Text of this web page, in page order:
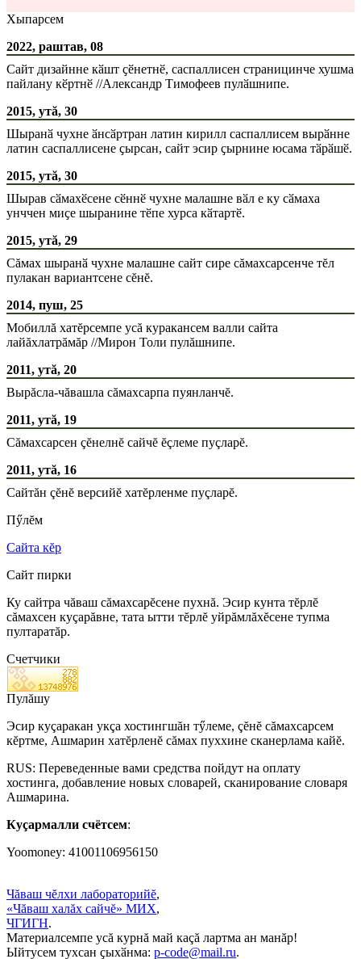
Хыпарсем
2022, раштав, 08
Сайт дизайнне кӑшт ҫӗнетнӗ, саспаллисен страницинче хушма
пайлану кӗртнӗ //Александр Тимофеев пулӑшнипе.
2015, утă, 30
Шыранӑ чухне ӑнсӑртран латин кирилл саспаллисем вырӑнне
латин саспаллисене ҫырсан, сайт эсир ҫырнине юсама тӑрӑшӗ.
2015, утă, 30
Шырав сӑмахӗсене сӗннӗ чухне малашне вӑл е ку сӑмаха
унччен миҫе шыранине тӗпе хурса кӑтартӗ.
2015, утă, 29
Сăмах шыранӑ чухне малашне сайт сире сăмахсарсенче тĕл
пулакан вариантсене сĕнĕ.
2014, пуш, 25
Мобиллă хатĕрсемпе усă куракансем валли сайта
лайăхлатрăмăр //Мирон Толи пулăшнипе.
2011, утă, 20
Вырăсла-чăвашла сăмахсарпа пуянланчĕ.
2011, утă, 19
Сăмахсарсен çĕнелнĕ сайчĕ ĕçлеме пуçларĕ.
2011, утă, 16
Сайтăн çĕнĕ версийĕ хатĕрленме пуçларĕ.
Пӳлĕм
Сайта кĕр
Сайт пирки
Ку сайтра чăваш сăмахсарĕсене пухнă. Эсир кунта тĕрлĕ
сăмахсен куçарăвне, тата ытти тĕрлĕ уйрăмлăхĕсене тупма
пултаратăр.
Счетчики
Пулăшу
Эсир куçаракан укçа хостингшăн тӳлеме, çĕнĕ сăмахсарсем
кĕртме, Ашмарин хатĕрленĕ сăмах пуххине сканерлама кайĕ.
RUS: Переведенные вами средства пойдут на оплату
хостинга, добавление новых словарей, сканирование словаря
Ашмарина.
Куçармалли счётсем:
Yoomoney: 41001106956150
Чăваш чĕлхи лабораторийĕ,
«Чăваш халăх сайчĕ» МИХ,
ЧГИГН.
Материалсемпе усă курнă май каçă лартма ан манăр!
Ыйтусем тухсан ҫыхӑнма: p-code@mail.ru.